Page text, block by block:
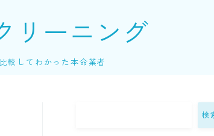
リーニング
較してわかった本命業者
検